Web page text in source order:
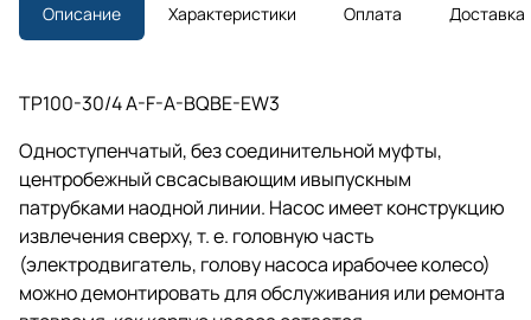
Описание Характеристики Оплата Доставка
TP100-30/4 A-F-A-BQBE-EW3
Одноступенчатый, без соединительной муфты,
центробежный свсасывающим ивыпускным
патрубками наодной линии. Насос имеет конструкцию
извлечения сверху,т. е. головную часть
(электродвигатель, голову насоса ирабочее колесо)
можно демонтировать для обслуживания или ремонта